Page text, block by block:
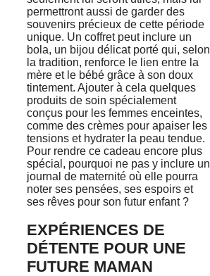
permettront aussi de garder des
souvenirs précieux de cette période
unique. Un coffret peut inclure un
bola, un bijou délicat porté qui, selon
la tradition, renforce le lien entre la
mère et le bébé grâce à son doux
tintement. Ajouter à cela quelques
produits de soin spécialement
conçus pour les femmes enceintes,
comme des crèmes pour apaiser les
tensions et hydrater la peau tendue.
Pour rendre ce cadeau encore plus
spécial, pourquoi ne pas y inclure un
journal de maternité où elle pourra
noter ses pensées, ses espoirs et
ses rêves pour son futur enfant ?
EXPÉRIENCES DE
DÉTENTE POUR UNE
FUTURE MAMAN